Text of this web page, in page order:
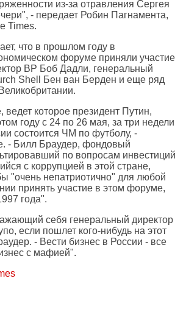
из-за отравления Сергея
- передает Робин Пагнамента,
Times.
что в прошлом году в
форуме приняли участие
BP Боб Дадли, генеральный
Shell Бен ван Берден и еще ряд
которое президент Путин,
году с 24 по 26 мая, за три недели
состоится ЧМ по футболу, -
- Билл Браудер, фондовый
по вопросам инвестиций
с коррупцией в этой стране,
"очень непатриотично" для любой
принять участие в этом форуме,
года".
себя генеральный директор
если пошлет кого-нибудь на этот
- Вести бизнес в России - все
с мафией".